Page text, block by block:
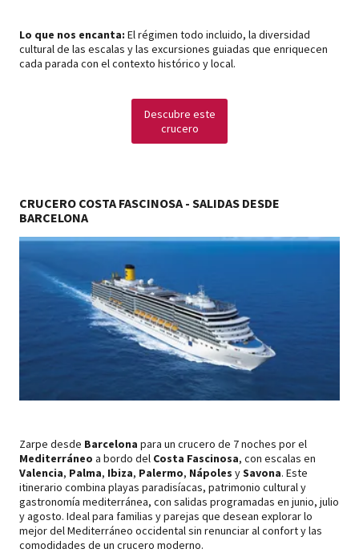
Lo que nos encanta: El régimen todo incluido, la diversidad
cultural de las escalas y las excursiones guiadas que enriquecen
cada parada con el contexto histórico y local.
Descubre este
crucero
CRUCERO COSTA FASCINOSA - SALIDAS DESDE
BARCELONA
Zarpe desde Barcelona para un crucero de 7 noches por el
Mediterráneo a bordo del Costa Fascinosa, con escalas en
Valencia, Palma, Ibiza, Palermo, Nápoles ySavona. Este
itinerario combina playas paradisíacas, patrimonio cultural y
gastronomía mediterránea, con salidas programadas en junio, julio
y agosto. Ideal para familias y parejas que desean explorar lo
mejor del Mediterráneo occidental sin renunciar al confort y las
comodidades de un crucero moderno.